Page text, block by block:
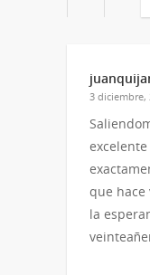
3 diciembre,
que hace
la